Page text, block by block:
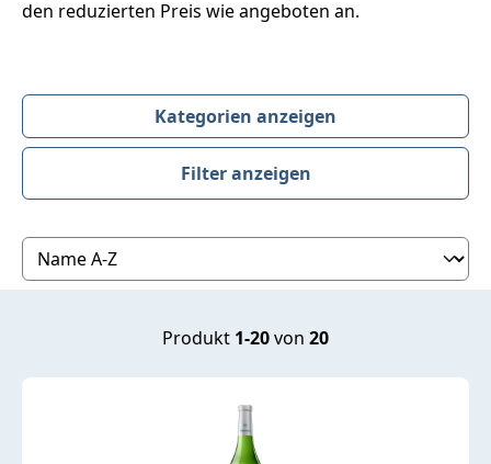
den reduzierten Preis wie angeboten an.
Kategorien anzeigen
Filter anzeigen
Produktübersicht
Produkt 1-20von 20